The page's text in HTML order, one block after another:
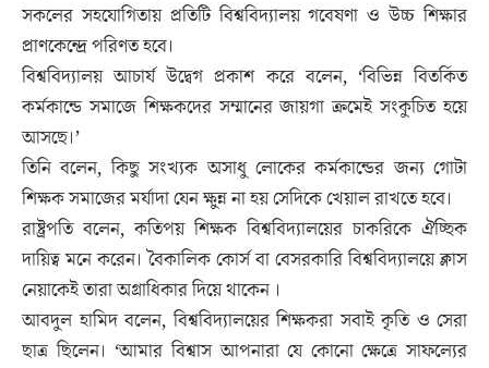
সকলের সহযোগিতায় প্রতিটি বিশ্ববিদ্যালয় গবেষণা ও উচ্চ শিক্ষার
প্রাণকেন্দ্রে পরিণত হবে।
বিশ্ববিদ্যালয় আচার্য উদ্বেগ প্রকাশ করে বলেন, ‘বিভিন্ন বিতর্কিত
কর্মকান্ডে সমাজে শিক্ষকদের সম্মানের জায়গা ক্রমেই সংকুচিত হয়ে
আসছে।’
তিনি বলেন, কিছু সংখ্যক অসাধু লোকের কর্মকান্ডের জন্য গোটা
শিক্ষক সমাজের মর্যাদা যেন ক্ষুন্ন না হয় সেদিকে খেয়াল রাখতে হবে।
রাষ্ট্রপতি বলেন, কতিপয় শিক্ষক বিশ্ববিদ্যালয়ের চাকরিকে ঐচ্ছিক
দায়িত্ব মনে করেন। বৈকালিক কোর্স বা বেসরকারি বিশ্ববিদ্যালয়ে ক্লাস
নেয়াকেই তারা অগ্রাধিকার দিয়ে থাকেন ।
আবদুল হামিদ বলেন, বিশ্ববিদ্যালয়ের শিক্ষকরা সবাই কৃতি ও সেরা
ছাত্র ছিলেন। ‘আমার বিশ্বাস আপনারা যে কোনো ক্ষেত্রে সাফল্যের